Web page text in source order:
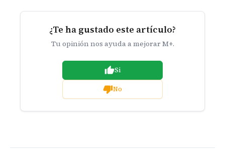
¿Te ha gustado este artículo?
Tu opinión nos ayuda a mejorar M+.
Si
No